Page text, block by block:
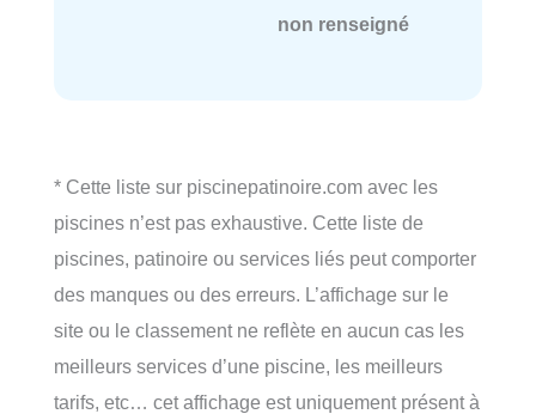
non renseigné
* Cette liste sur piscinepatinoire.com avec les
piscines n’est pas exhaustive. Cette liste de
piscines, patinoire ou services liés peut comporter
des manques ou des erreurs. L’affichage sur le
site ou le classement ne reflète en aucun cas les
meilleurs services d’une piscine, les meilleurs
tarifs, etc… cet affichage est uniquement présent à